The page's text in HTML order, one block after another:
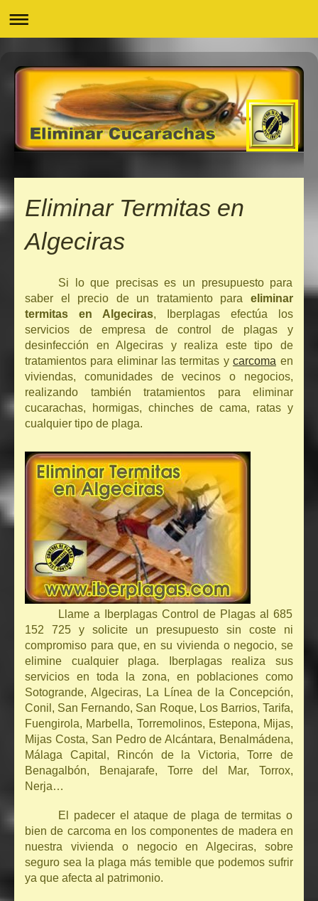
Eliminar Termitas en
Algeciras
Si lo que precisas es un presupuesto para
saber el precio de un tratamiento para eliminar
termitas en Algeciras, Iberplagas efectúa los
servicios de empresa de control de plagas y
desinfección en Algeciras y realiza este tipo de
tratamientos para eliminar las termitas y carcoma en
viviendas, comunidades de vecinos o negocios,
realizando también tratamientos para eliminar
cucarachas, hormigas, chinches de cama, ratas y
cualquier tipo de plaga.
Llame a Iberplagas Control de Plagas al 685
152 725 y solicite un presupuesto sin coste ni
compromiso para que, en su vivienda o negocio, se
elimine cualquier plaga. Iberplagas realiza sus
servicios en toda la zona, en poblaciones como
Sotogrande, Algeciras, La Línea de la Concepción,
Conil, San Fernando, San Roque, Los Barrios, Tarifa,
Fuengirola, Marbella, Torremolinos, Estepona, Mijas,
Mijas Costa, San Pedro de Alcántara, Benalmádena,
Málaga Capital, Rincón de la Victoria, Torre de
Benagalbón, Benajarafe, Torre del Mar, Torrox,
Nerja…
El padecer el ataque de plaga de termitas o
bien de carcoma en los componentes de madera en
nuestra vivienda o negocio en Algeciras, sobre
seguro sea la plaga más temible que podemos sufrir
ya que afecta al patrimonio.